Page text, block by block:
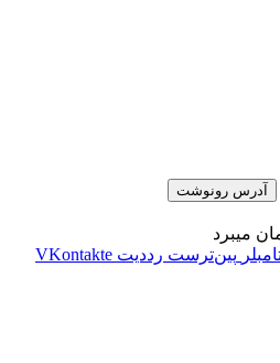
آدرس رونوشت
‫پین‌ترست ‫رددیت ‫VKontakte